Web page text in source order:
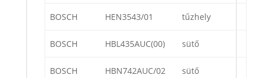
BOSCH HEN3543/01 tűzhely
BOSCH HBL435AUC(00) sütő
BOSCH HBN742AUC/02 sütő